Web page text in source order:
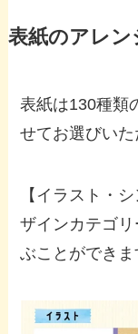
表紙のアレン
表紙は130種類
せてお選びい
【イラスト・
ザインカテゴ
ぶことができま